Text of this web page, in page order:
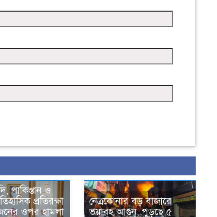
পাকিস্তান ও
প্রতিরক্ষা
ওপর হামলা
নেত্রকোনার বড় বাজারে
ভয়াবহ আগুন, পুড়ছে ৫